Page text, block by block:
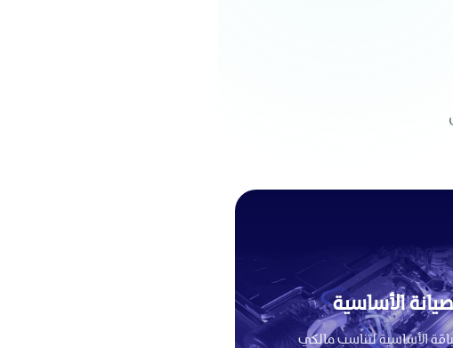
الأساسية
الأساسية لتناسب مالكي